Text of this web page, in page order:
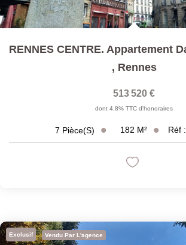
, Rennes
513 520 €
dont 4,8% TTC d'honoraires
7 Pièce(s) 182 M² Réf :
Exclusif Vendu Par L'agence